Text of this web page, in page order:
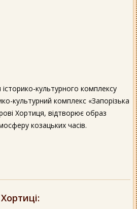
історико-культурного комплексу
культурний комплекс «Запорізька
Хортиця, відтворює образ
козацьких часів.
: